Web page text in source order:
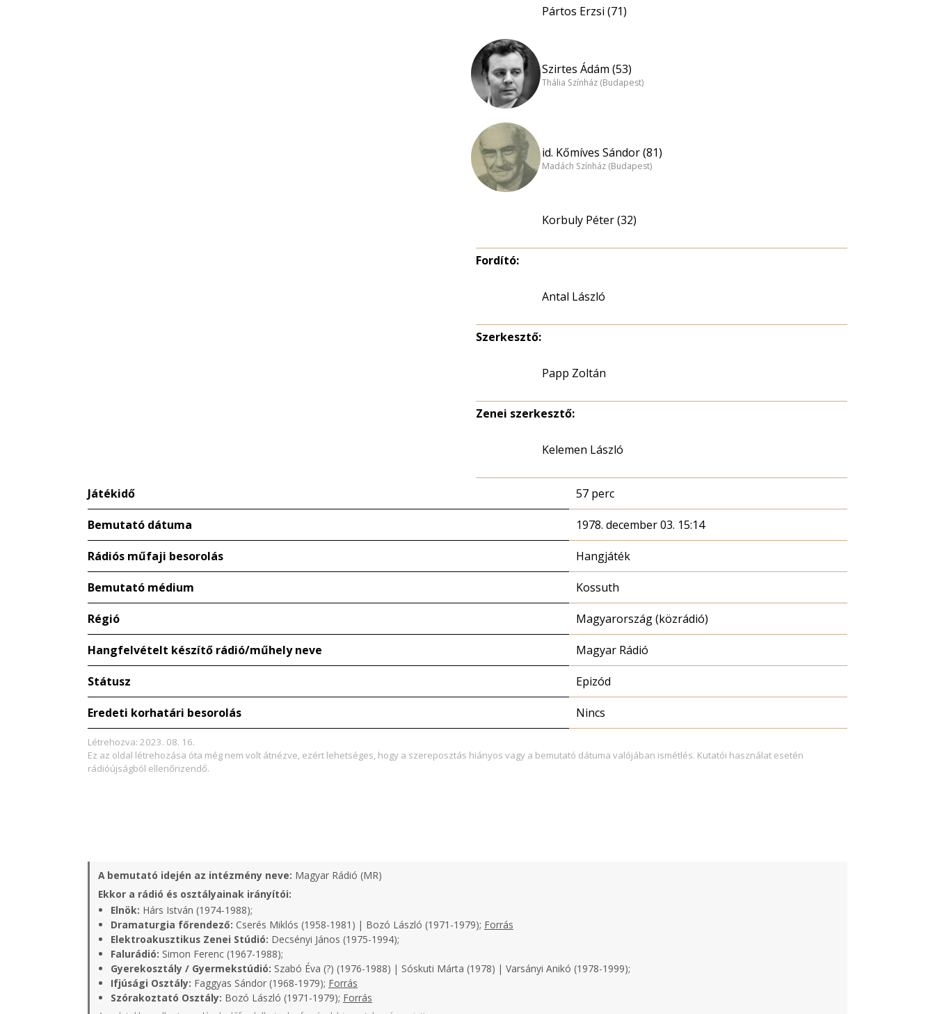
Pártos Erzsi (71)
Szirtes Ádám (53)
Thália Színház (Budapest)
id. Kőmíves Sándor (81)
Madách Színház (Budapest)
Korbuly Péter (32)
Fordító:
Antal László
Szerkesztő:
Papp Zoltán
Zenei szerkesztő:
Kelemen László
Játékidő 57 perc
Bemutató dátuma 1978. december 03. 15:14
Rádiós műfaji besorolás Hangjáték
Bemutató médium Kossuth
Régió Magyarország (közrádió)
Hangfelvételt készítő rádió/műhely neve Magyar Rádió
Státusz Epizód
Eredeti korhatári besorolás Nincs
Létrehozva: 2023. 08. 16.
Ez az oldal létrehozása óta még nem volt átnézve, ezért lehetséges, hogy a szereposztás hiányos vagy a bemutató dátuma valójában ismétlés. Kutatói használat esetén
rádióújságból ellenőrizendő.
A bemutató idején az intézmény neve: Magyar Rádió (MR)
Ekkor a rádió és osztályainak irányítói:
Elnök: Hárs István (1974-1988);
Dramaturgia főrendező: Cserés Miklós (1958-1981) | Bozó László (1971-1979); Forrás
Elektroakusztikus Zenei Stúdió: Decsényi János (1975-1994);
Falurádió: Simon Ferenc (1967-1988);
Gyerekosztály / Gyermekstúdió: Szabó Éva (?) (1976-1988) | Sóskuti Márta (1978) | Varsányi Anikó (1978-1999);
Ifjúsági Osztály: Faggyas Sándor (1968-1979); Forrás
Szórakoztató Osztály: Bozó László (1971-1979); Forrás